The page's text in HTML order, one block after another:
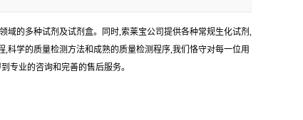
域的多种试剂及试剂盒。同时,索莱宝公司提供各种常规生化试剂,
科学的质量检测方法和成熟的质量检测程序,我们恪守对每一位用
专业的咨询和完善的售后服务。